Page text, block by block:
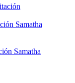
Samatha
Samatha